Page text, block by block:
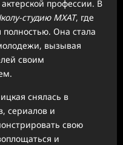
профессии. В
студию МХАТ, где
полностью. Она стала
вызывая
своим
снялась в
сериалов и
свою
и